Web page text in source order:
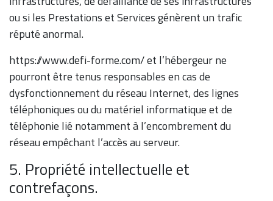
ou si les Prestations et Services génèrent un trafic
réputé anormal.
https://www.defi-forme.com/ et l’hébergeur ne
pourront être tenus responsables en cas de
dysfonctionnement du réseau Internet, des lignes
téléphoniques ou du matériel informatique et de
téléphonie lié notamment à l’encombrement du
réseau empêchant l’accès au serveur.
5. Propriété intellectuelle et
contrefaçons.